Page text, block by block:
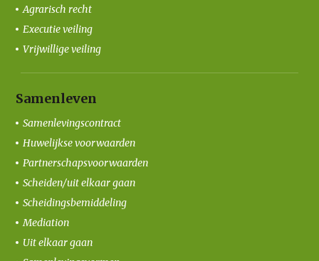
Agrarisch recht
Executie veiling
Vrijwillige veiling
Samenleven
Samenlevingscontract
Huwelijkse voorwaarden
Partnerschapsvoorwaarden
Scheiden/uit elkaar gaan
Scheidingsbemiddeling
Mediation
Uit elkaar gaan